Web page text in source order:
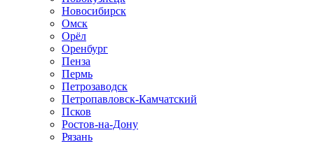
Новосибирск
Омск
Орёл
Оренбург
Пенза
Пермь
Петрозаводск
Петропавловск-Камчатский
Псков
Ростов-на-Дону
Рязань